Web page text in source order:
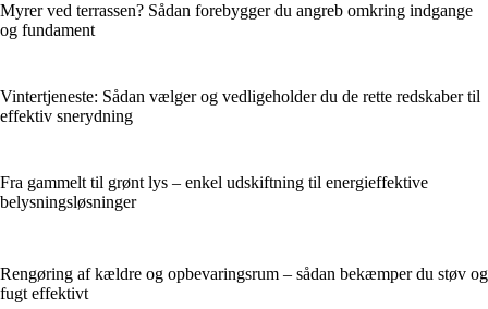
Myrer ved terrassen? Sådan forebygger du angreb omkring indgange
og fundament
Vintertjeneste: Sådan vælger og vedligeholder du de rette redskaber til
effektiv snerydning
Fra gammelt til grønt lys – enkel udskiftning til energieffektive
belysningsløsninger
Rengøring af kældre og opbevaringsrum – sådan bekæmper du støv og
fugt effektivt